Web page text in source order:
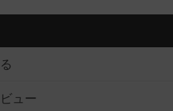
ュー